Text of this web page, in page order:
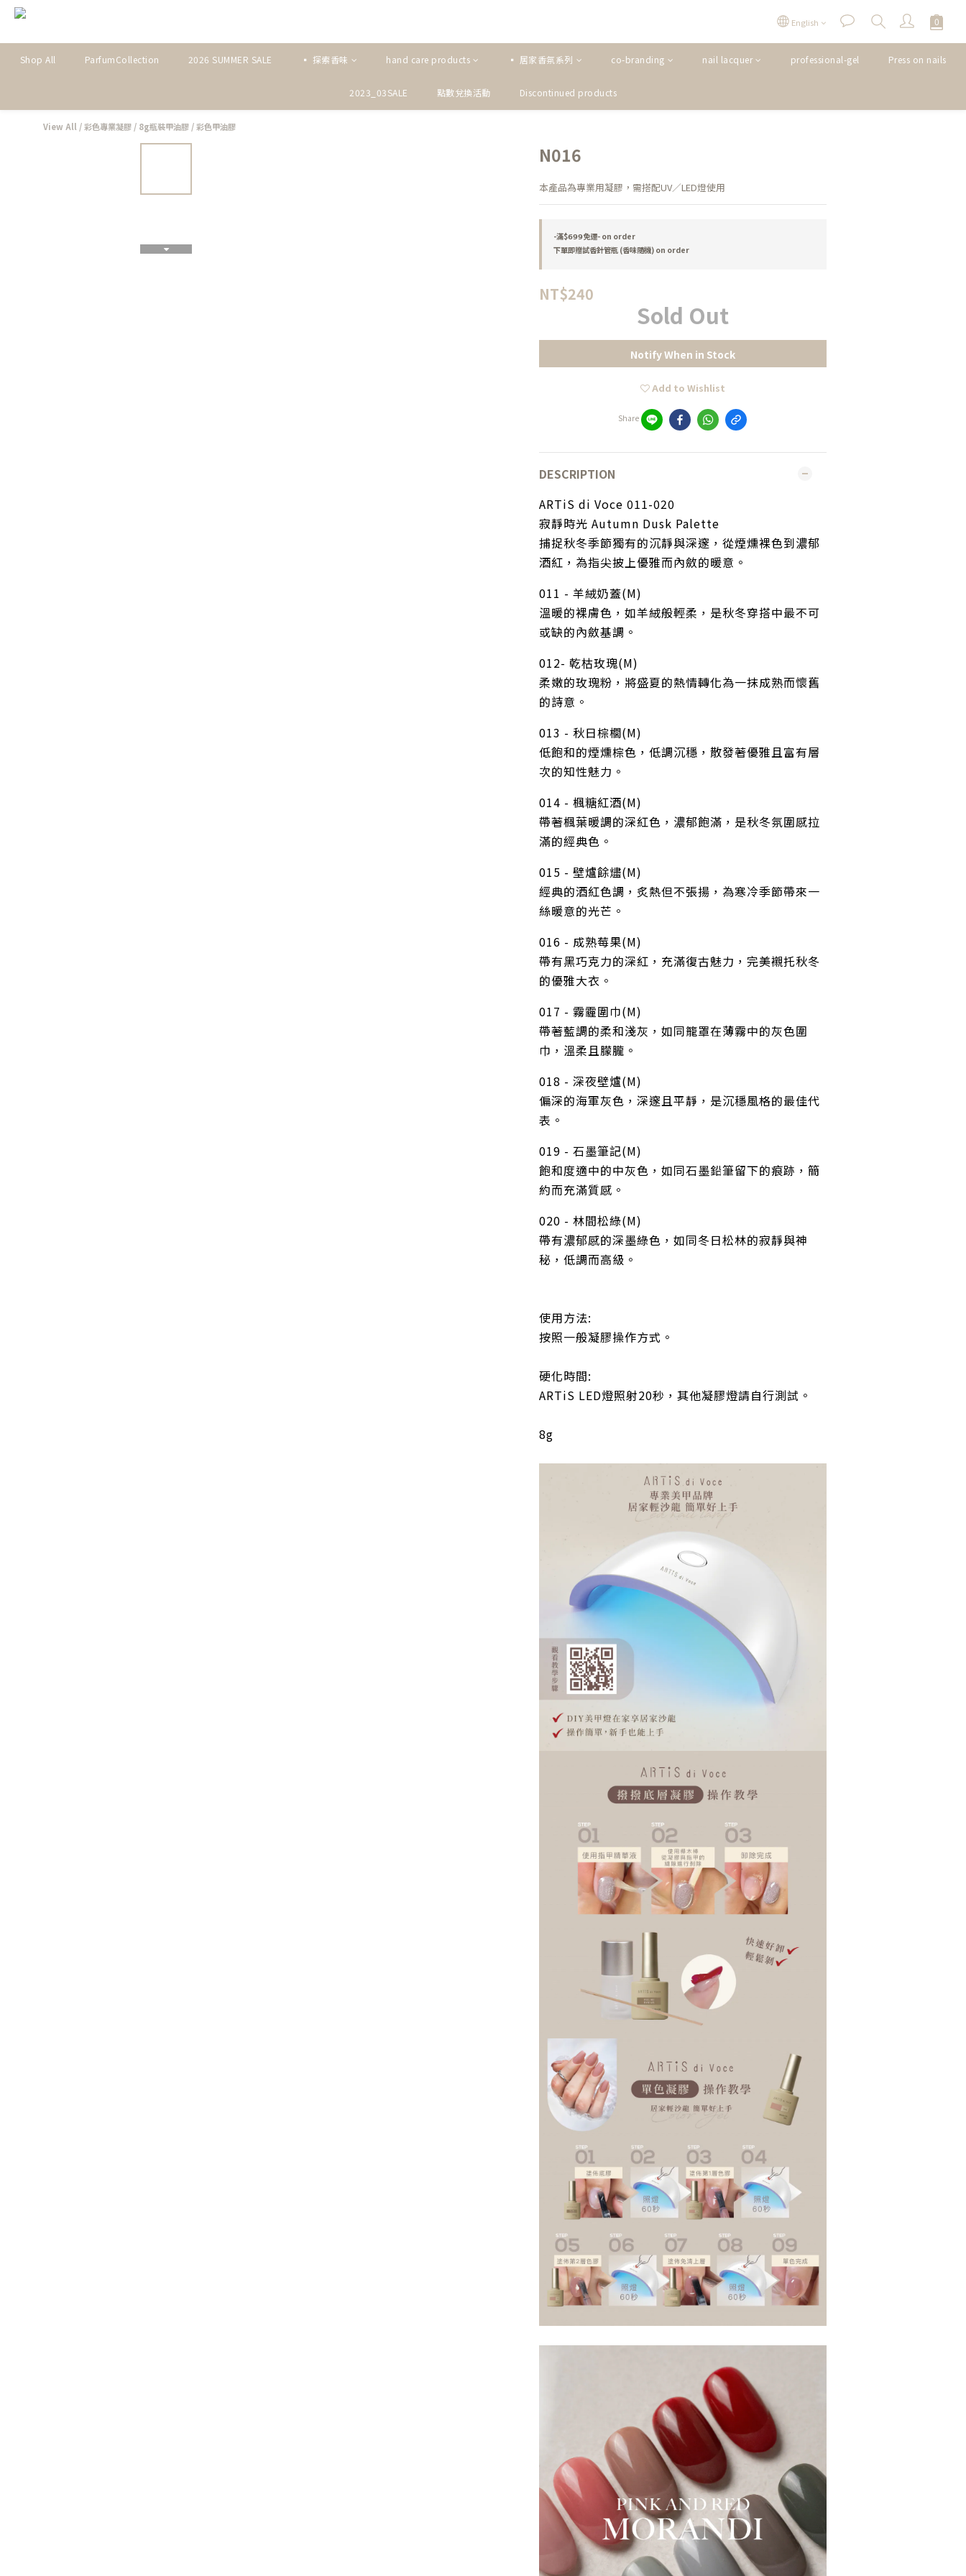
English
Shop All ParfumCollection 2026 SUMMER SALE ▪ 探索香味 hand care products ▪ 居家香氛系列 co-branding nail lacquer professional-gel Press on nails
2023_03SALE 點數兌換活動 Discontinued products
View All /彩色專業凝膠 / 8g瓶裝甲油膠 /彩色甲油膠
N016
本產品為專業用凝膠，需搭配UV／LED燈使用
-滿$𝟲𝟵𝟵免運- on order
下單即贈試香針管瓶 (香味隨機) on order
NT$240
Sold Out
Notify When in Stock
Add to Wishlist
Share
DESCRIPTION
ARTiS di Voce 011-020
寂靜時光 Autumn Dusk Palette
捕捉秋冬季節獨有的沉靜與深邃，從煙燻裸色到濃郁
酒紅，為指尖披上優雅而內斂的暖意。
011 - 羊絨奶蓋(M)
溫暖的裸膚色，如羊絨般輕柔，是秋冬穿搭中最不可
或缺的內斂基調。
012- 乾枯玫瑰(M)
柔嫩的玫瑰粉，將盛夏的熱情轉化為一抹成熟而懷舊
的詩意。
013 - 秋日棕櫚(M)
低飽和的煙燻棕色，低調沉穩，散發著優雅且富有層
次的知性魅力。
014 - 楓糖紅酒(M)
帶著楓葉暖調的深紅色，濃郁飽滿，是秋冬氛圍感拉
滿的經典色。
015 - 壁爐餘燼(M)
經典的酒紅色調，炙熱但不張揚，為寒冷季節帶來一
絲暖意的光芒。
016 - 成熟莓果(M)
帶有黑巧克力的深紅，充滿復古魅力，完美襯托秋冬
的優雅大衣。
017 - 霧霾圍巾(M)
帶著藍調的柔和淺灰，如同籠罩在薄霧中的灰色圍
巾，溫柔且朦朧。
018 - 深夜壁爐(M)
偏深的海軍灰色，深邃且平靜，是沉穩風格的最佳代
表。
019 - 石墨筆記(M)
飽和度適中的中灰色，如同石墨鉛筆留下的痕跡，簡
約而充滿質感。
020 - 林間松綠(M)
帶有濃郁感的深墨綠色，如同冬日松林的寂靜與神
秘，低調而高級。
使用方法:
按照一般凝膠操作方式。
硬化時間:
ARTiS LED燈照射20秒，其他凝膠燈請自行測試。
8g